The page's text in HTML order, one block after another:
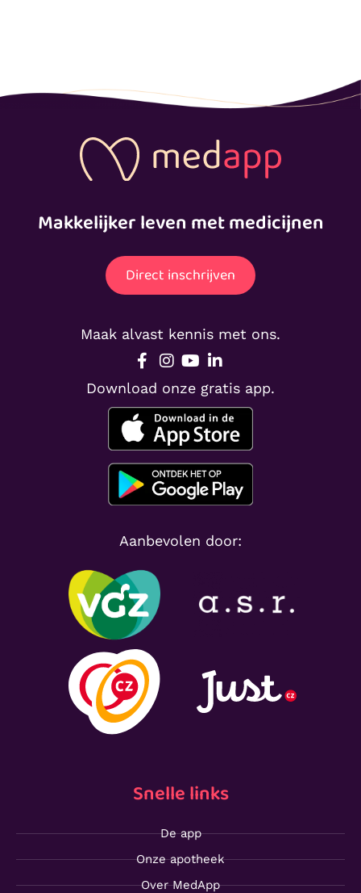
Makkelijker leven met medicijnen
Direct inschrijven
Maak alvast kennis met ons.
Download onze gratis app.
Aanbevolen door:
Snelle links
De app
Onze apotheek
Over MedApp